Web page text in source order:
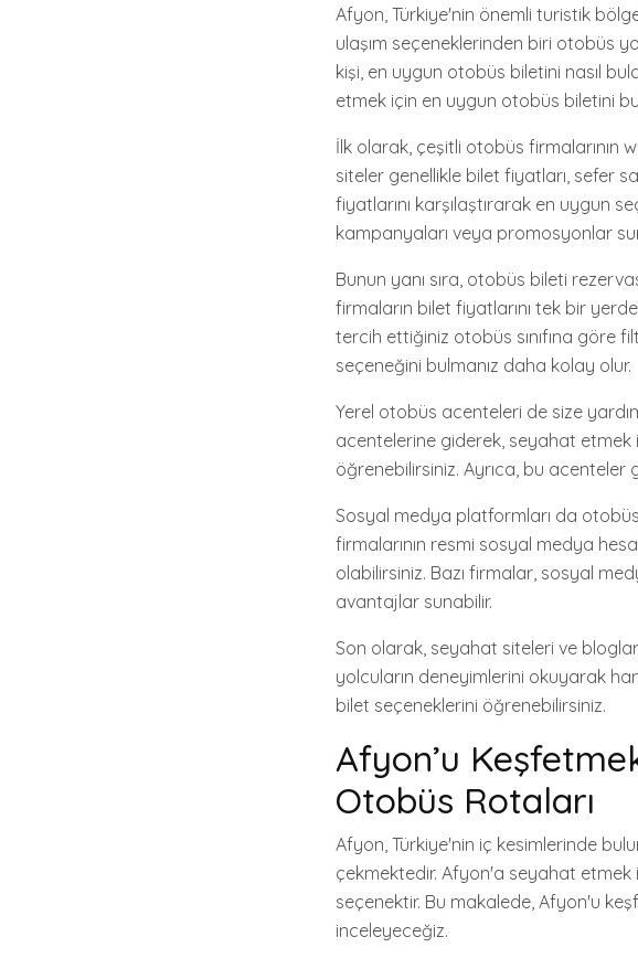
Afyon, Türkiye'nin önemli turistik
ulaşım seçeneklerinden biri otobüs
kişi, en uygun otobüs biletini nasıl
etmek için en uygun otobüs biletini
İlk olarak, çeşitli otobüs firmalarının
siteler genellikle bilet fiyatları, sefer
fiyatlarını karşılaştırarak en uygun
kampanyaları veya promosyonlar
Bunun yanı sıra, otobüs bileti
firmaların bilet fiyatlarını tek bir
tercih ettiğiniz otobüs sınıfına göre
seçeneğini bulmanız daha kolay olur.
Yerel otobüs acenteleri de size
acentelerine giderek, seyahat
öğrenebilirsiniz. Ayrıca, bu acenteler
Sosyal medya platformları da
firmalarının resmi sosyal medya
olabilirsiniz. Bazı firmalar, sosyal
avantajlar sunabilir.
Son olarak, seyahat siteleri ve
yolcuların deneyimlerini okuyarak
bilet seçeneklerini öğrenebilirsiniz.
Afyon’u
Otobüs Rotaları
Afyon, Türkiye'nin iç kesimlerinde
çekmektedir. Afyon'a seyahat etmek
seçenektir. Bu makalede, Afyon'u
inceleyeceğiz.